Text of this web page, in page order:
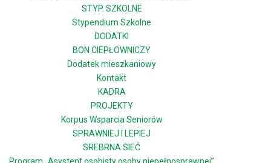
STYP. SZKOLNE
Stypendium Szkolne
DODATKI
BON CIEPŁOWNICZY
Dodatek mieszkaniowy
Kontakt
KADRA
PROJEKTY
Korpus Wsparcia Seniorów
SPRAWNIEJ I LEPIEJ
SREBRNA SIEĆ